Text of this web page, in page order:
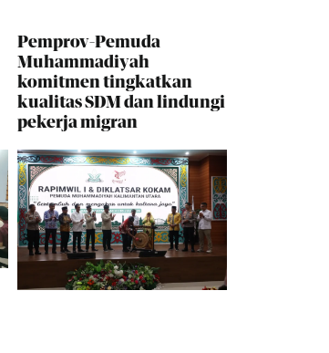
Pemprov-Pemuda
Muhammadiyah
komitmen tingkatkan
kualitas SDM dan lindungi
pekerja migran